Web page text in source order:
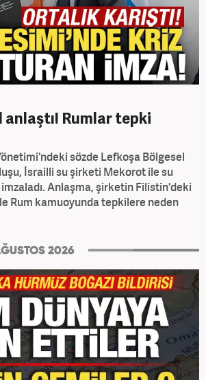
anlaştı! Rumlar tepki
sözde Lefkoşa Bölgesel
İsrailli su şirketi Mekorot ile su
Anlaşma, şirketin Filistin'deki
Rum kamuoyunda tepkilere neden
2026